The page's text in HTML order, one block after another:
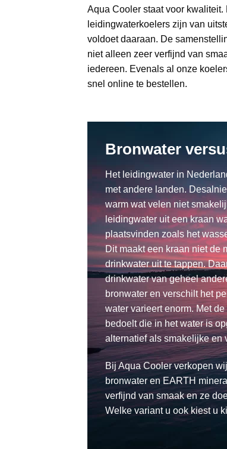
Aqua Cooler staat voor
leidingwaterkoelers zijn van
voldoet daaraan. De
niet alleen zeer verfijnd van
iedereen. Evenals al onze
snel online te bestellen.
Bronwater
Het leidingwater in
met andere landen.
warm wat velen niet
leidingwater uit een kraan
plaatsvinden zoals het
Dit maakt een kraan niet de
drinkwater uit te tappen.
drinkwater van geheel
bronwater en verschilt het
water varieert enorm. Met
bedoelt die in het water is
alternatief als smakelijke en
Bij Aqua Cooler verkopen
bronwater en EARTH
verfijnd van smaak en ze
Welke variant u ook kiest u